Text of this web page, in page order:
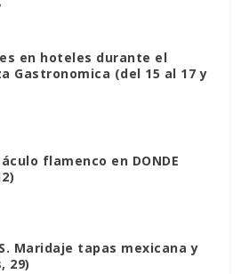
en hoteles durante el
Gastronomica (del 15 al 17 y
flamenco en DONDE
Maridaje tapas mexicana y
29)